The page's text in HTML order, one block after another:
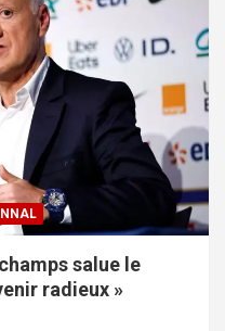
salue le
radieux »